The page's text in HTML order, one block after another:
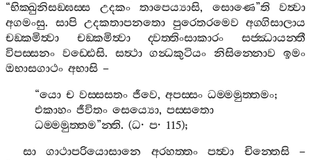
“භික‍්ඛුනිසඞ‍්ඝස‍්ස උදකං තාපෙය්‍යාසි, සොණෙ”ති
වත්‍වා
අගමංසු. සාපි උදකතාපනතො පුරෙතරමෙව අග‍්ගිසාලාය
චඞ‍්කමිත්‍වා
චඞ‍්කමිත්‍වා ද‍්වත‍්තිංසාකාරං
සජ‍්ඣායන‍්තී
විපස‍්සනං වඩ‍්ඪෙසි. සත්‍ථා ගන්‍ධකුටියං නිසින‍්නොව
ඉමං
ඔභාසගාථං අභාසි –
“යො ච වස‍්සසතං ජීවෙ,අපස‍්සං ධම‍්මමුත‍්තමං;
එකාහං ජීවිතං සෙය්‍යො,පස‍්සතො
ධම‍්මමුත‍්තම”න‍්ති. (ධ·ප· 115);
සා
ගාථාපරියොසානෙ අරහත‍්තං පත්‍වා චින‍්තෙසි–